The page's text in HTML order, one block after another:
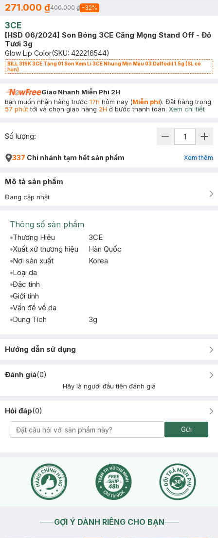
271.000 ₫400.000 ₫ -32%
3CE
[HSD 06/2024] Son Bóng 3CE Căng Mọng Stand Off - Đỏ
Tươi 3g
Glow Lip Color(SKU: 422216544)
BILL 319K 3CE Tặng 01 Son Kem Lì 3CE Nhung Mịn Màu 03 Daffodil 1.5g (SL có
hạn)
Giao Nhanh Miễn Phí 2H
Bạn muốn nhận hàng trước 17h hôm nay (Miễn phí). Đặt hàng trong
57 phúttới và chọn giao hàng 2H ở bước thanh toán. Xem chi tiết
Số lượng:
337 Chi nhánh tạm hết sản phẩm Xem thêm
Mô tả sản phẩm
Đang cập nhật
Thông số sản phẩm
Thương Hiệu
3CE
Xuất xứ thương hiệu
Hàn Quốc
Nơi sản xuất
Korea
Loại da
Đặc tính
Giới tính
Vấn đề về da
Dung Tích
3g
Hướng dẫn sử dụng
Đánh giá(0)
Hãy là người đầu tiên đánh giá
Hỏi đáp(0)
Gửi
GỢI Ý DÀNH RIÊNG CHO BẠN